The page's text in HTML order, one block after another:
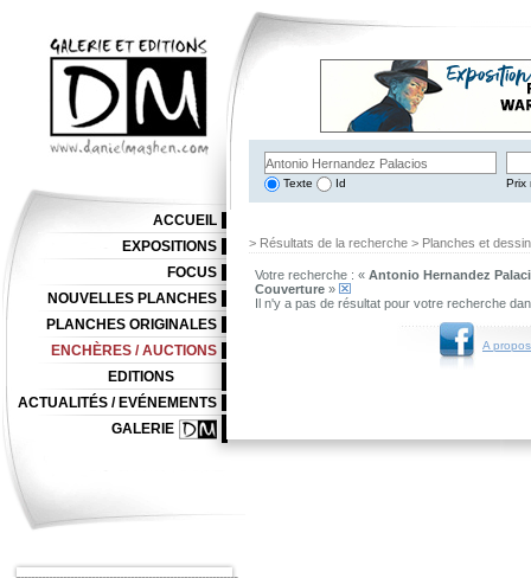
Texte Id Prix
> Résultats de la recherche > Planches et
Votre recherche : « Antonio Hernandez
Couverture »
Il n'y a pas de résultat pour votre recherche
A
ACCUEIL
EXPOSITIONS
FOCUS
NOUVELLES PLANCHES
PLANCHES ORIGINALES
ENCHÈRES / AUCTIONS
EDITIONS
ACTUALITÉS / EVÉNEMENTS
GALERIE